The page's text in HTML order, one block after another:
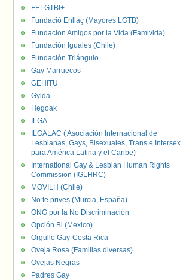
FELGTBI+
Fundació Enllaç (Mayores LGTB)
Fundacion Amigos por la Vida (Famivida)
Fundación Iguales (Chile)
Fundación Triángulo
Gay Marruecos
GEHITU
Gylda
Hegoak
ILGA
ILGALAC ( Asociación Internacional de
Lesbianas, Gays, Bisexuales, Trans e Intersex
para América Latina y el Caribe)
International Gay & Lesbian Human Rights
Commission (IGLHRC)
MOVILH (Chile)
No te prives (Murcia, España)
ONG por la No Discriminación
Opción Bi (Mexico)
Orgullo Gay-Costa Rica
Oveja Rosa (Familias diversas)
Ovejas Negras
Padres Gay